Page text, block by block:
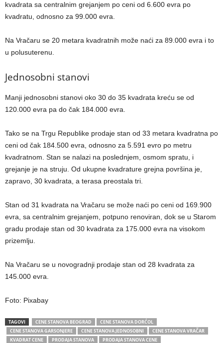
kvadrata sa centralnim grejanjem po ceni od 6.600 evra po
kvadratu, odnosno za 99.000 evra.
Na Vračaru se 20 metara kvadratnih može naći za 89.000 evra i to
u polusuterenu.
Jednosobni stanovi
Manji jednosobni stanovi oko 30 do 35 kvadrata kreću se od
120.000 evra pa do čak 184.000 evra.
Tako se na Trgu Republike prodaje stan od 33 metara kvadratna po
ceni od čak 184.500 evra, odnosno za 5.591 evro po metru
kvadratnom. Stan se nalazi na poslednjem, osmom spratu, i
grejanje je na struju. Od ukupne kvadrature grejna površina je,
zapravo, 30 kvadrata, a terasa preostala tri.
Stan od 31 kvadrata na Vračaru se može naći po ceni od 169.900
evra, sa centralnim grejanjem, potpuno renoviran, dok se u Starom
gradu prodaje stan od 30 kvadrata za 175.000 evra na visokom
prizemlju.
Na Vračaru se u novogradnji prodaje stan od 28 kvadrata za
145.000 evra.
Foto: Pixabay
TAGOVI CENE STANOVA BEOGRAD
CENE STANOVA DORĆOL
CENE STANOVA GARSONJERE
CENE STANOVA JEDNOSOBNI
CENE STANOVA VRAČAR
KVADRAT CENE
PRODAJA STANOVA PRODAJA STANOVA CENE